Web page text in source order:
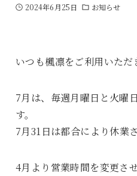
2024年6月25日 お知らせ
いつも楓凛をご利用いただ
7月は、毎週月曜日と火曜
す。
7月31日は都合により休業
4月より営業時間を変更さ